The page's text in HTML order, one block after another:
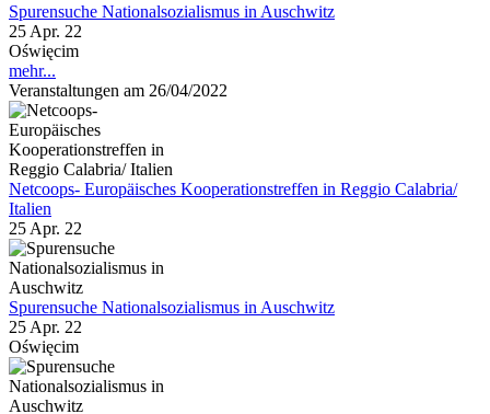
Spurensuche Nationalsozialismus in Auschwitz
25 Apr. 22
Oświęcim
mehr...
Veranstaltungen am 26/04/2022
Netcoops- Europäisches Kooperationstreffen in Reggio Calabria/
Italien
25 Apr. 22
Spurensuche Nationalsozialismus in Auschwitz
25 Apr. 22
Oświęcim